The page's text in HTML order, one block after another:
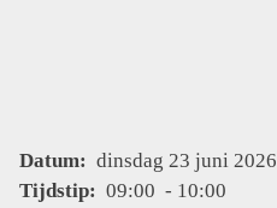
Datum: dinsdag 23 juni 2026
Tijdstip: 09:00 - 10:00